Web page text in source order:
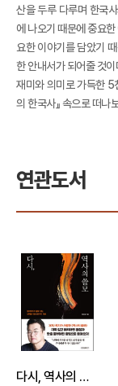
산을 두루 다루며 한국
에 나오기 때문에 중요
요한 이야기를 담았기
한 안내서가 되어줄 것
재미와 의미로 가득한 5
의 한국사』 속으로 떠나
연관도서
다시, 역사의 쓸모